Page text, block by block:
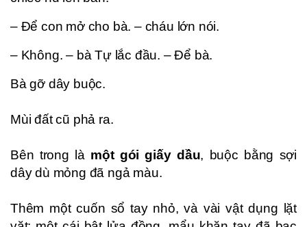
– Để con mở cho bà. – cháu lớn nói.
– Không. – bà Tự lắc đầu. – Để bà.
Bà gỡ dây buộc.
Mùi đất cũ phả ra.
Bên trong là một gói giấy dầu, buộc bằng sợi
dây dù mỏng đã ngả màu.
Thêm một cuốn sổ tay nhỏ, và vài vật dụng lặt